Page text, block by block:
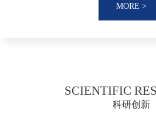
MORE >
SCIENTIFIC
科研创新